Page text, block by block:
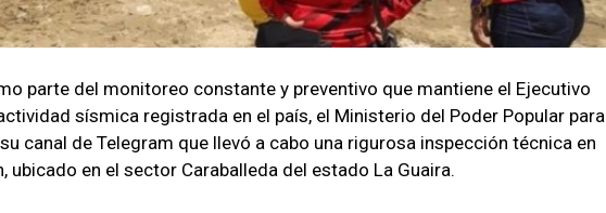
parte del monitoreo constante y preventivo que mantiene el Ejecutivo
sísmica registrada en el país, el Ministerio del Poder Popular para
canal de Telegram que llevó a cabo una rigurosa inspección técnica en
ubicado en el sector Caraballeda del estado La Guaira.